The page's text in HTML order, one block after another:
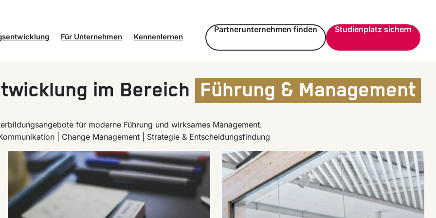
Für Unternehmen
Neue Talente finden
Kennenlernen
Standorte
Partnerunternehmen
Team und Kontakt
Partnerunternehmen finden Studienplatz sichern
im Bereich Führung & Management
für moderne Führung und wirksames Management.
| Change Management | Strategie & Entscheidungsfindung